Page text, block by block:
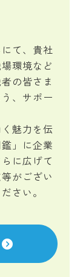
て、貴社
環境など
の皆さま
、サポー
魅力を伝
」に企業
に広げて
がござい
さい。